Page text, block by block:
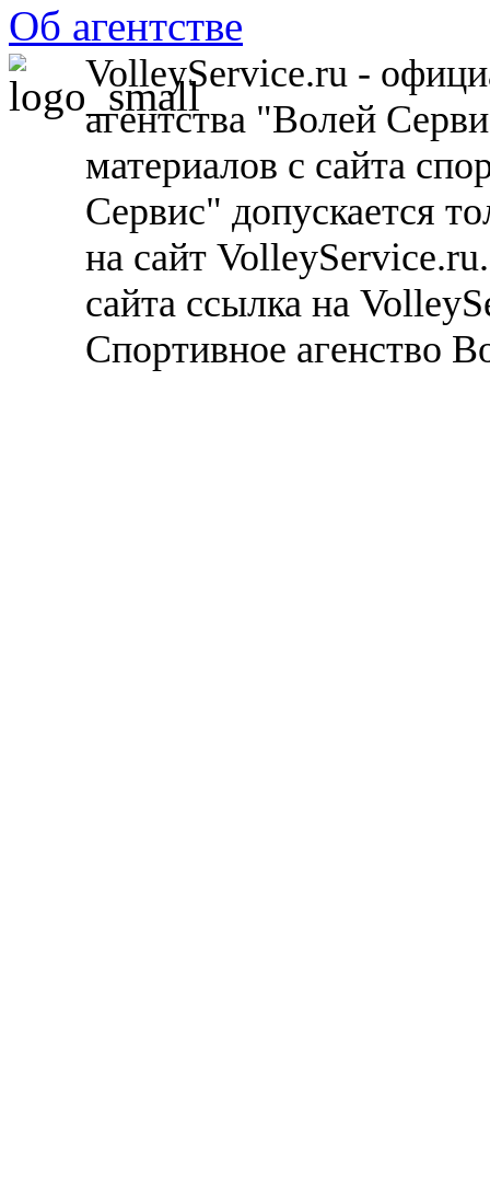
Об агентстве
VolleyService.ru -
агентства "Волей
материалов с сайта
Сервис" допускается
на сайт
сайта ссылка на
Спортивное агенство